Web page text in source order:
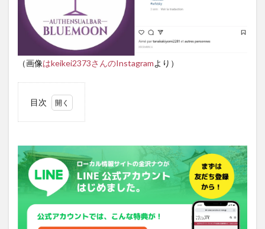
（画像はkeikei2373さんのInstagramより）
目次
MOON）」
は片町エリ
アの本格的
なショット
バー
「ブル